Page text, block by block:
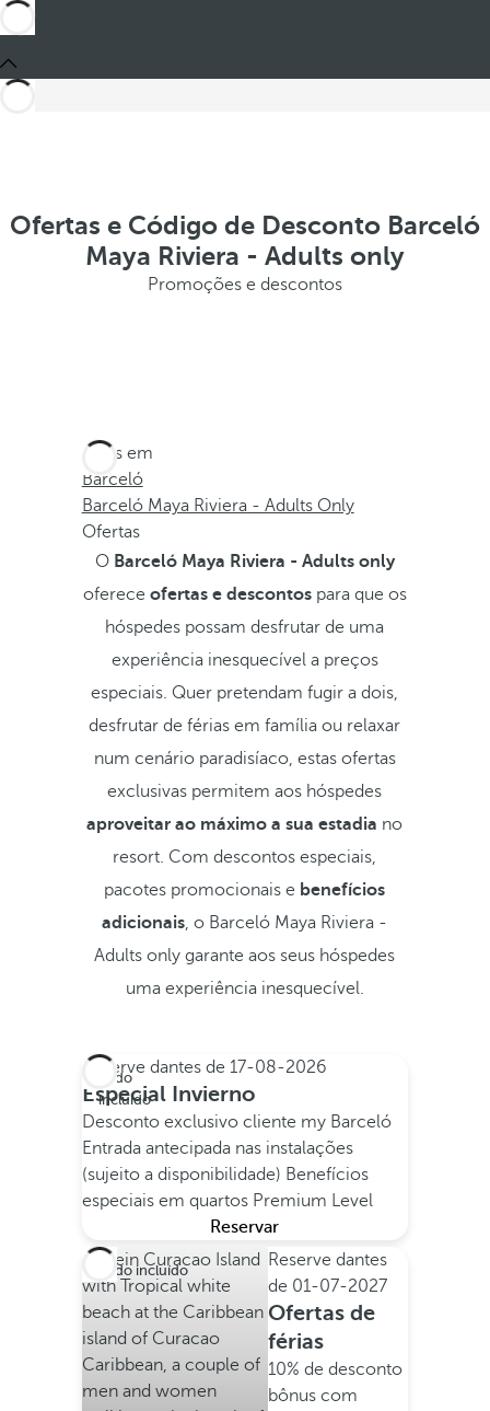
Ofertas e Código de Desconto Barceló
Maya Riviera - Adults only
Promoções e descontos
Estes em
Barceló
Barceló Maya Riviera - Adults Only
Ofertas
OBarceló Maya Riviera - Adults only
oferece ofertas e descontospara que os
hóspedes possam desfrutar de uma
experiência inesquecível a preços
especiais. Quer pretendam fugir a dois,
desfrutar de férias em família ou relaxar
num cenário paradisíaco, estas ofertas
exclusivas permitem aos hóspedes
aproveitar ao máximo a sua estadia no
resort. Com descontos especiais,
pacotes promocionais e benefícios
adicionais, o Barceló Maya Riviera -
Adults only garante aos seus hóspedes
uma experiência inesquecível.
Tudo
incluído
Reserve dantes de 17-08-2026
Especial Invierno
Desconto exclusivo cliente my Barceló
Entrada antecipada nas instalações
(sujeito a disponibilidade) Benefícios
especiais em quartos Premium Level
Reservar
Tudo incluído
Reserve dantes
de 01-07-2027
Ofertas de
férias
10% de desconto
bônus com